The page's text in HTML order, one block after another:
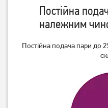
Праска Philips 3000 series
DST3030/70
грн
1 949грн
Постійна
належним
Постійна подача пари до